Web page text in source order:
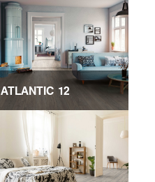
ATLANTIC 12